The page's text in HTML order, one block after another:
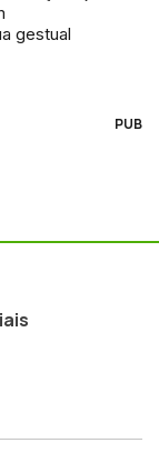
gestual
PUB